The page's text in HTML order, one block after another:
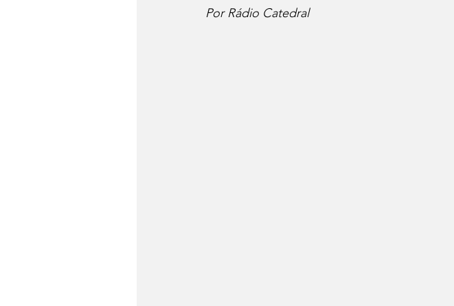
Por Rádio Catedral